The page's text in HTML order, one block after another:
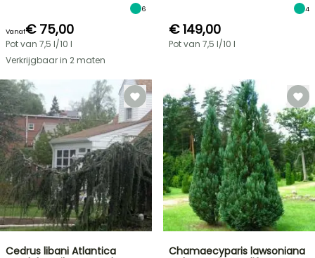
6
Vanaf€ 75,00
Pot van 7,5 l/10 l
Verkrijgbaar in 2 maten
4
€ 149,00
Pot van 7,5 l/10 l
Cedrus libani Atlantica
Chamaecyparis lawsoniana